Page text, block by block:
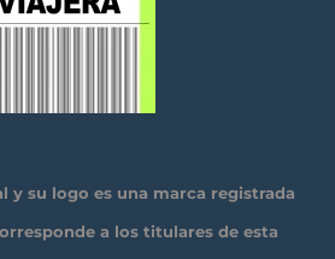
y su logo es una marca registrada
a los titulares de esta